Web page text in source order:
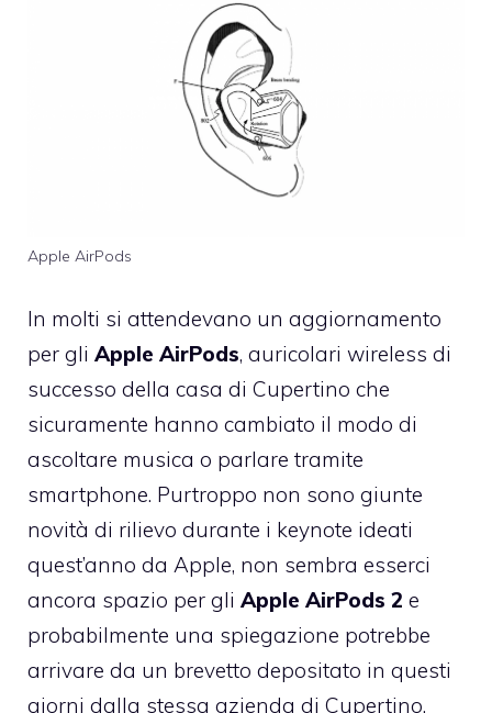
Apple AirPods
In molti si attendevano un aggiornamento
per gli Apple AirPods, auricolari wireless di
successo della casa di Cupertino che
sicuramente hanno cambiato il modo di
ascoltare musica o parlare tramite
smartphone. Purtroppo non sono giunte
novità di rilievo durante i keynote ideati
quest’anno da Apple, non sembra esserci
ancora spazio per gli Apple AirPods 2 e
probabilmente una spiegazione potrebbe
arrivare da un brevetto depositato in questi
giorni dalla stessa azienda di Cupertino.